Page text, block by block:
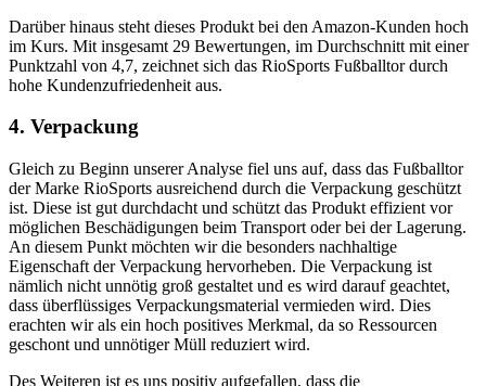
Darüber hinaus steht dieses Produkt bei den Amazon-Kunden hoch
im Kurs. Mit insgesamt 29 Bewertungen, im Durchschnitt mit einer
Punktzahl von 4,7, zeichnet sich das RioSports Fußballtor durch
hohe Kundenzufriedenheit aus.
4. Verpackung
Gleich zu Beginn unserer Analyse fiel uns auf, dass das Fußballtor
der Marke RioSports ausreichend durch die Verpackung geschützt
ist. Diese ist gut durchdacht und schützt das Produkt effizient vor
möglichen Beschädigungen beim Transport oder bei der Lagerung.
An diesem Punkt möchten wir die besonders nachhaltige
Eigenschaft der Verpackung hervorheben. Die Verpackung ist
nämlich nicht unnötig groß gestaltet und es wird darauf geachtet,
dass überflüssiges Verpackungsmaterial vermieden wird. Dies
erachten wir als ein hoch positives Merkmal, da so Ressourcen
geschont und unnötiger Müll reduziert wird.
Des Weiteren ist es uns positiv aufgefallen, dass die